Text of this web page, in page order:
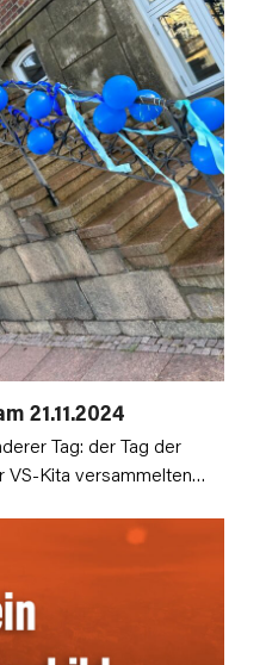
21.11.2024
Tag: der Tag der
VS-Kita versammelten…